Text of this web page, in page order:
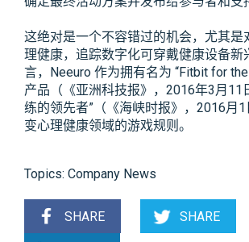
这绝对是一个不容错过的机会，尤其是
理健康，追踪数字化可穿戴健康设备新
言，Neeuro 作为拥有名为 “Fitbit for
产品（《亚洲科技报》，2016年3月11
练的领先者”（《海峡时报》，2016月
变心理健康领域的游戏规则。
Topics: Company News
SHARE SHARE